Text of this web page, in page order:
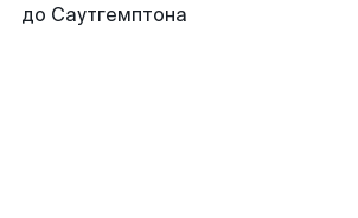
до Саутгемптона